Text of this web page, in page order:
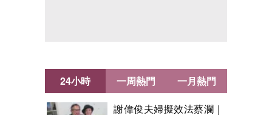
24小時
謝偉俊夫婦擬效法蔡瀾｜
一周熱門 一月熱門